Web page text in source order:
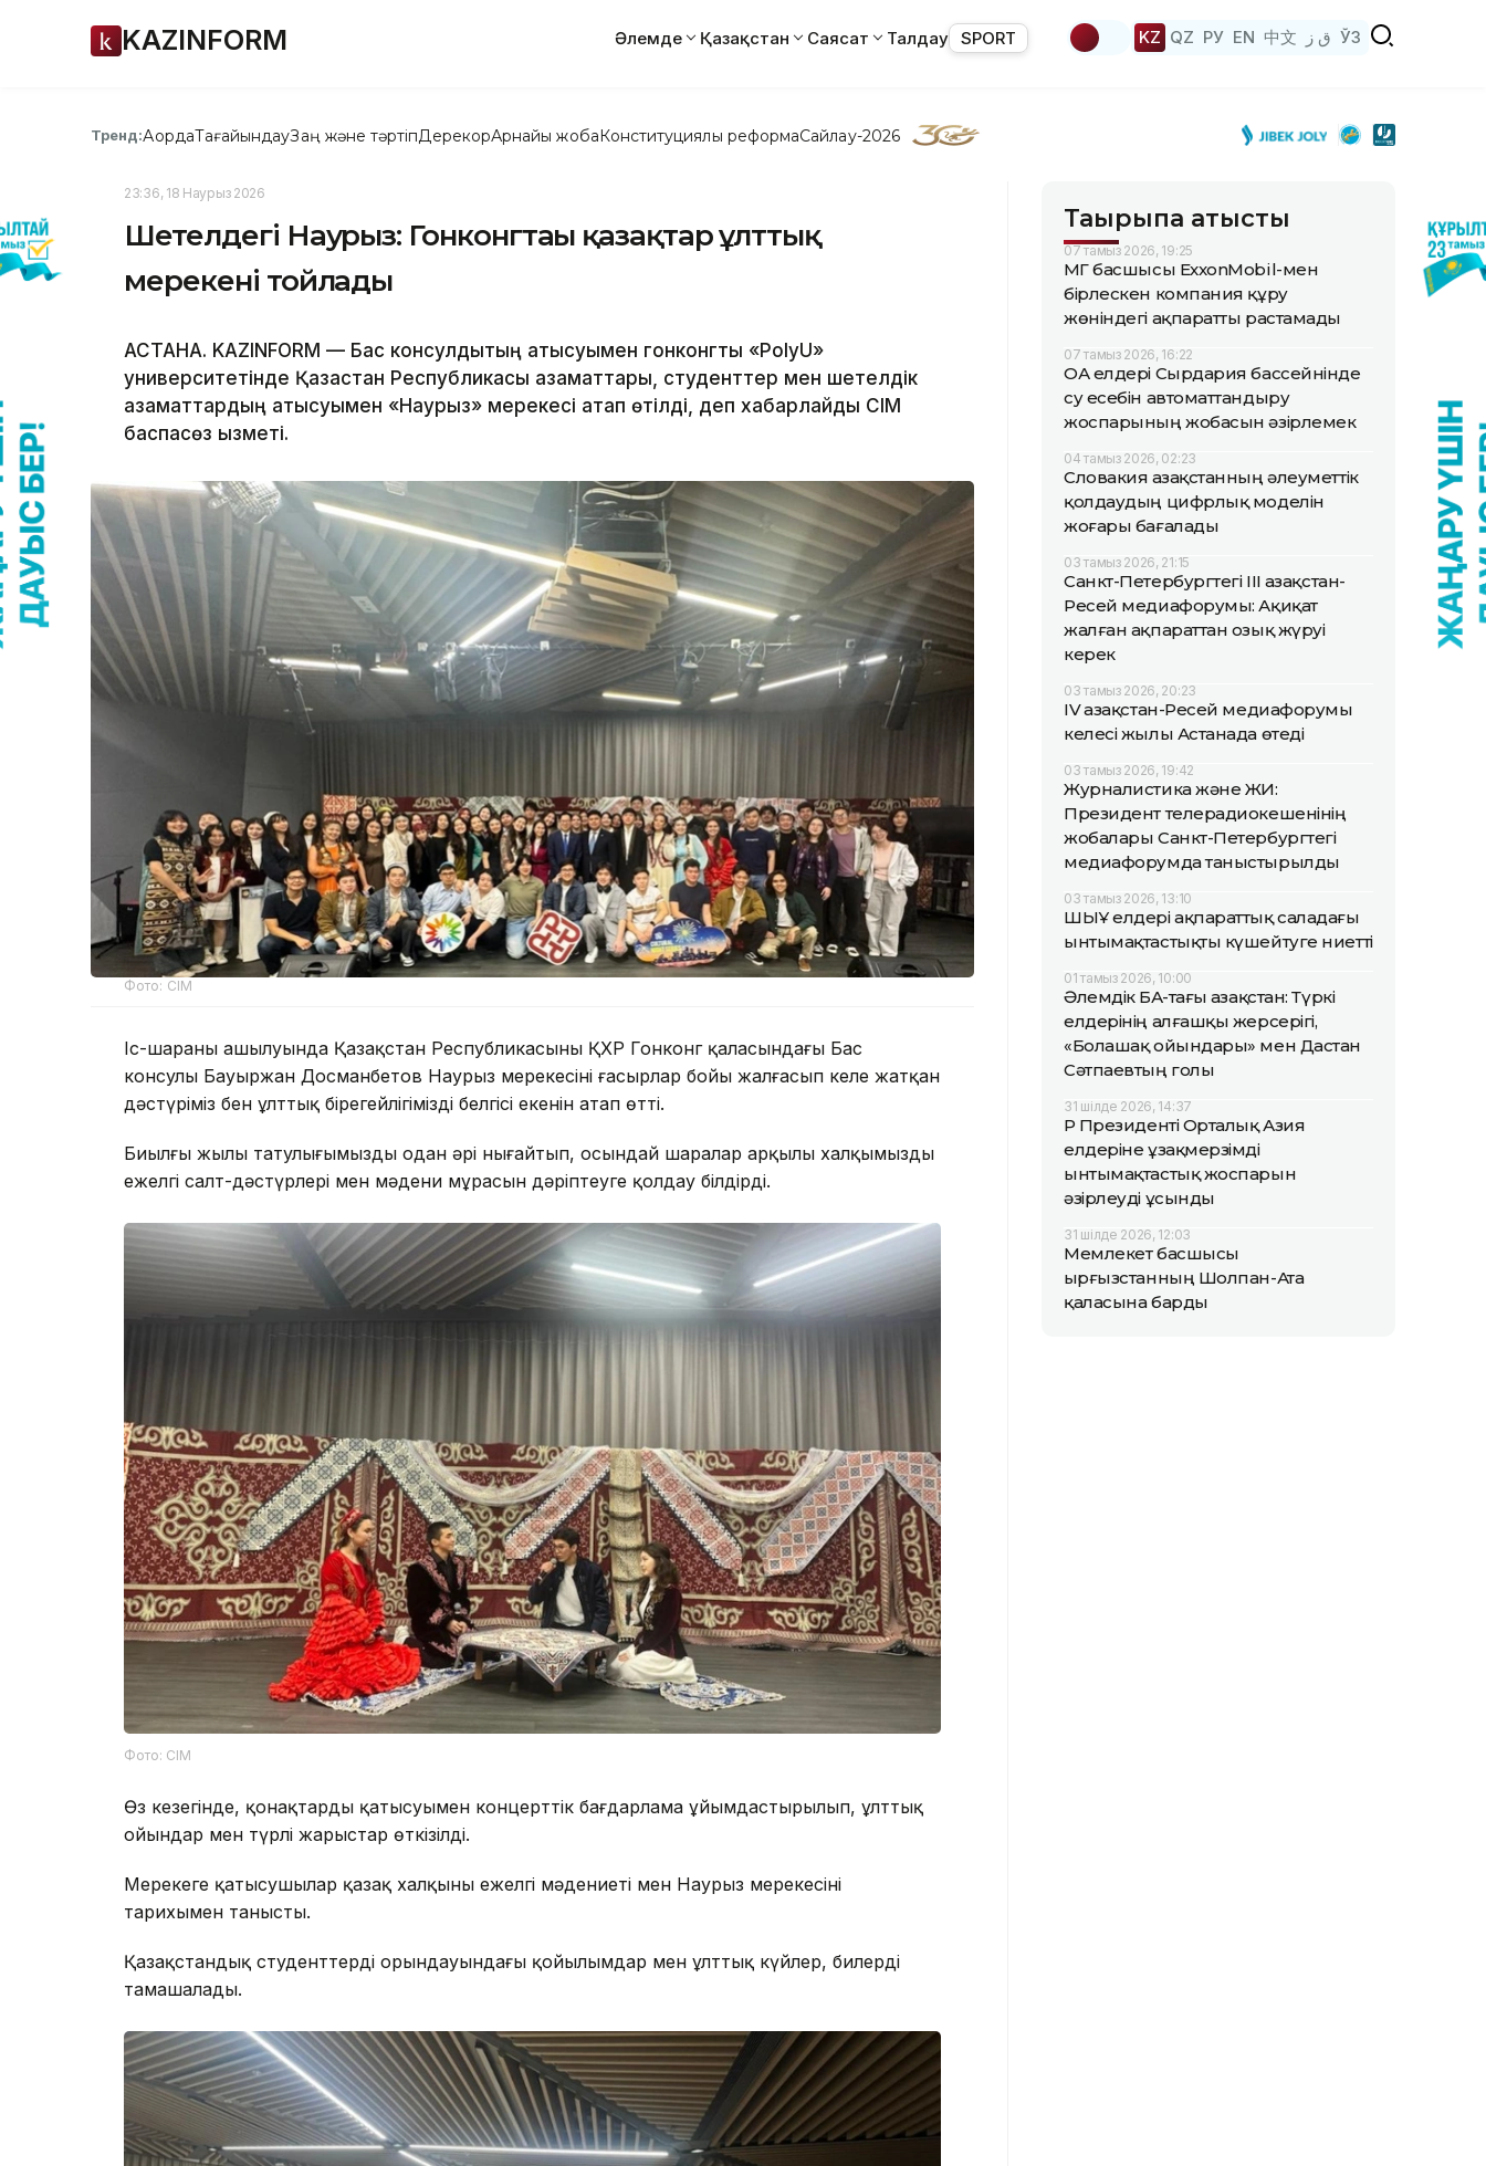
KAZINFORM Әлемде Қазақстан Саясат Талдау SPORT KZ QZ РУ EN 中文 ق ز ЎЗ
Тренд:АқордаТағайындауЗаң және тәртіпДерекқорАрнайы жобаКонституциялық реформаСайлау-2026
23:36, 18 Наурыз 2026
Шетелдегі Наурыз: Гонконгтағы қазақтар ұлттық
мерекені тойлады
АСТАНА. KAZINFORM — Бас консулдықтың қатысуымен гонконгтық «PolyU»
университетінде Қазақстан Республикасы азаматтары, студенттер мен шетелдік
азаматтардың қатысуымен «Наурыз» мерекесі атап өтілді, деп хабарлайды СІМ
баспасөз қызметі.
Фото: СІМ
Іс-шараның ашылуында Қазақстан Республикасының ҚХР Гонконг қаласындағы Бас
консулы Бауыржан Досманбетов Наурыз мерекесінің ғасырлар бойы жалғасып келе жатқан
дәстүріміз бен ұлттық бірегейлігіміздің белгісі екенін атап өтті.
Биылғы жылы татулығымызды одан әрі нығайтып, осындай шаралар арқылы халқымыздың
ежелгі салт-дәстүрлері мен мәдени мұрасын дәріптеуге қолдау білдірді.
Фото: СІМ
Өз кезегінде, қонақтардың қатысуымен концерттік бағдарлама ұйымдастырылып, ұлттық
ойындар мен түрлі жарыстар өткізілді.
Мерекеге қатысушылар қазақ халқының ежелгі мәдениеті мен Наурыз мерекесінің
тарихымен танысты.
Қазақстандық студенттердің орындауындағы қойылымдар мен ұлттық күйлер, билерді
тамашалады.
Тақырыпқа қатысты
07 тамыз 2026, 19:25
ҚМГ басшысы ExxonMobil-мен
бірлескен компания құру
жөніндегі ақпаратты растамады
07 тамыз 2026, 16:22
ОА елдері Сырдария бассейнінде
су есебін автоматтандыру
жоспарының жобасын әзірлемек
04 тамыз 2026, 02:23
Словакия Қазақстанның әлеуметтік
қолдаудың цифрлық моделін
жоғары бағалады
03 тамыз 2026, 21:15
Санкт-Петербургтегі III Қазақстан-
Ресей медиафорумы: Ақиқат
жалған ақпараттан озық жүруі
керек
03 тамыз 2026, 20:23
IV Қазақстан-Ресей медиафорумы
келесі жылы Астанада өтеді
03 тамыз 2026, 19:42
Журналистика және ЖИ:
Президент телерадиокешенінің
жобалары Санкт-Петербургтегі
медиафорумда таныстырылды
03 тамыз 2026, 13:10
ШЫҰ елдері ақпараттық саладағы
ынтымақтастықты күшейтуге ниетті
01 тамыз 2026, 10:00
Әлемдік БАҚ-тағы Қазақстан: Түркі
елдерінің алғашқы жерсерігі,
«Болашақ ойындары» мен Дастан
Сәтпаевтың голы
31 шілде 2026, 14:37
ҚР Президенті Орталық Азия
елдеріне ұзақмерзімді
ынтымақтастық жоспарын
әзірлеуді ұсынды
31 шілде 2026, 12:03
Мемлекет басшысы
Қырғызстанның Шолпан-Ата
қаласына барды